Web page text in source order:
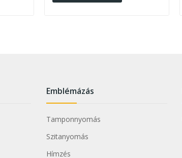
Emblémázás
Tamponnyomás
Szitanyomás
Hímzés